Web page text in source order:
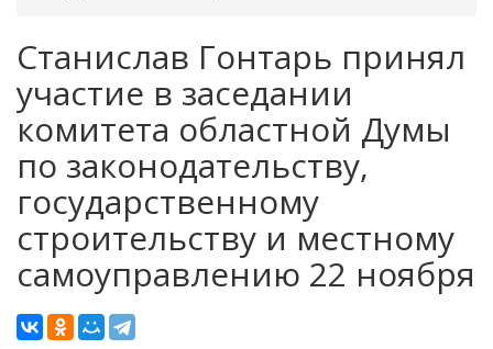
Станислав Гонтарь принял
участие в заседании
комитета областной Думы
по законодательству,
государственному
строительству и местному
самоуправлению 22 ноября